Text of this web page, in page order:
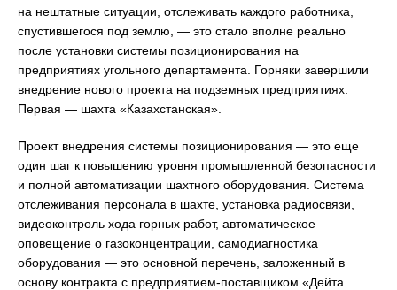
на нештатные ситуации, отслеживать каждого работника,
спустившегося под землю, — это стало вполне реально
после установки системы позиционирования на
предприятиях угольного департамента. Горняки завершили
внедрение нового проекта на подземных предприятиях.
Первая — шахта «Казахстанская».
Проект внедрения системы позиционирования — это еще
один шаг к повышению уровня промышленной безопасности
и полной автоматизации шахтного оборудования. Система
отслеживания персонала в шахте, установка радиосвязи,
видеоконтроль хода горных работ, автоматическое
оповещение о газоконцентрации, самодиагностика
оборудования — это основной перечень, заложенный в
основу контракта с предприятием-поставщиком «Дейта